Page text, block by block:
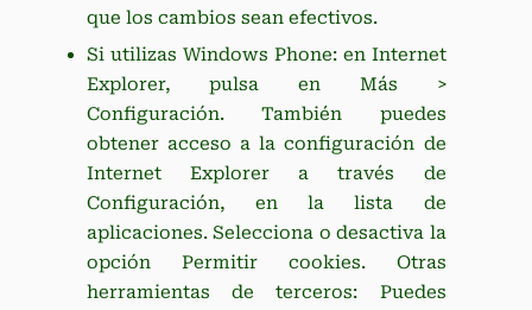
que los cambios sean efectivos.
Si utilizas Windows Phone: en Internet
Explorer, pulsa en Más >
Configuración. También puedes
obtener acceso a la configuración de
Internet Explorer a través de
Configuración, en la lista de
aplicaciones. Selecciona o desactiva la
opción Permitir cookies. Otras
herramientas de terceros: Puedes